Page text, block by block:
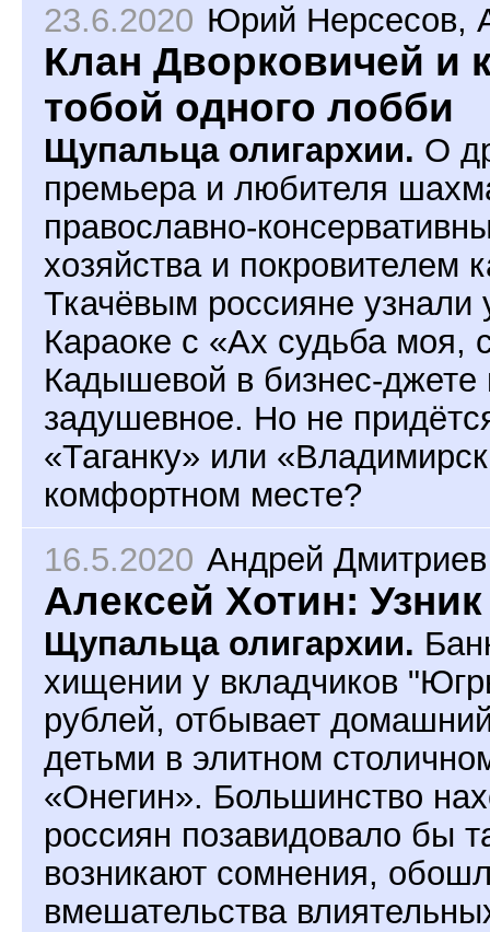
23.6.2020 Юрий Нерсесов,
Клан Дворковичей и
тобой одного лобби
Щупальца олигархии. О
премьера и любителя
православно-
хозяйства и покровителем
Ткачёвым россияне узнали
Караоке с «Ах судьба моя,
Кадышевой в бизнес-
задушевное. Но не
«Таганку» или
комфортном месте?
16.5.2020 Андрей Дмитриев
Алексей Хотин:
Щупальца олигархии.
хищении у вкладчиков
рублей, отбывает
детьми в элитном
«Онегин». Большинство
россиян позавидовало бы
возникают сомнения,
вмешательства